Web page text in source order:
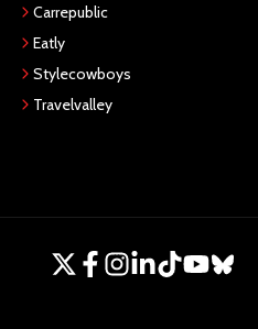
Carrepublic
Eatly
Stylecowboys
Travelvalley